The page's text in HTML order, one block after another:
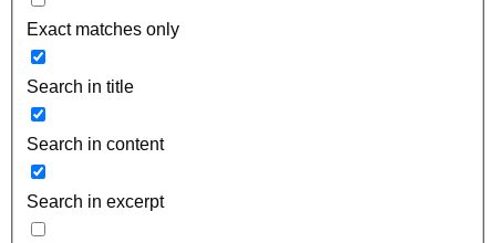
Exact matches only
Search in title
Search in content
Search in excerpt